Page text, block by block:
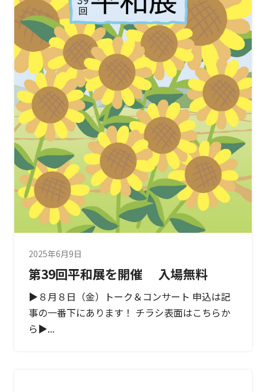
2025年6月9日
第39回平和展を開催 入場無料
▶８月８日（金）トーク＆コンサート 申込は記
事の一番下にあります！ チラシ表面はこちらか
ら▶...